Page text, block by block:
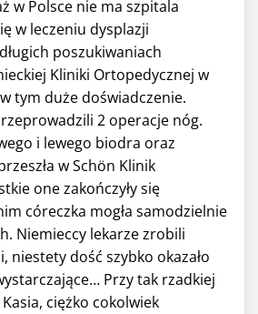
w Polsce nie ma szpitala
w leczeniu dysplazji
poszukiwaniach
Kliniki Ortopedycznej w
tym duże doświadczenie.
2 operacje nóg.
i lewego biodra oraz
w Schön Klinik
one zakończyły się
córeczka mogła samodzielnie
Niemieccy lekarze zrobili
niestety dość szybko okazało
Przy tak rzadkiej
ciężko cokolwiek